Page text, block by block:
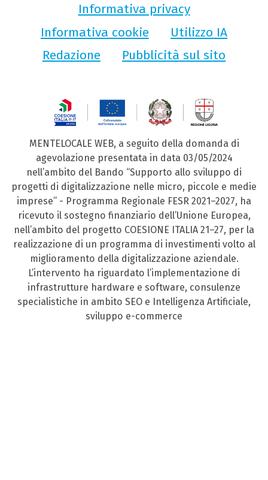
Informativa privacy
Informativa cookie
Utilizzo IA
Redazione
Pubblicità sul sito
MENTELOCALE WEB, a seguito della domanda di
agevolazione presentata in data 03/05/2024
nell’ambito del Bando “Supporto allo sviluppo di
progetti di digitalizzazione nelle micro, piccole e medie
imprese” - Programma Regionale FESR 2021–2027, ha
ricevuto il sostegno finanziario dell’Unione Europea,
nell’ambito del progetto COESIONE ITALIA 21–27, per la
realizzazione di un programma di investimenti volto al
miglioramento della digitalizzazione aziendale.
L’intervento ha riguardato l’implementazione di
infrastrutture hardware e software, consulenze
specialistiche in ambito SEO e Intelligenza Artificiale,
sviluppo e-commerce